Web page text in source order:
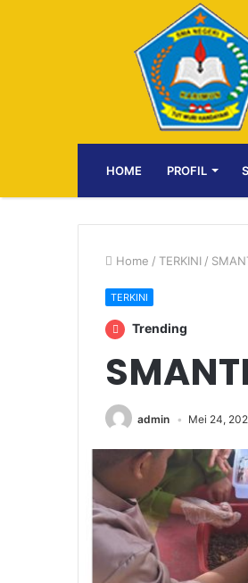
HOME PROFIL
Home / TERKINI /
TERKINI
Trending
admin Mei 24,